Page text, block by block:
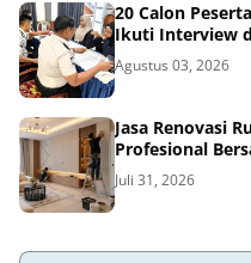
20 Calon
Ikuti Interview
Agustus 03, 2026
Jasa Renovasi
Profesional
Juli 31, 2026